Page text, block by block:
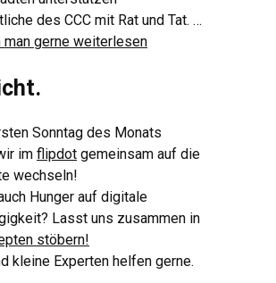
des CCC mit Rat und Tat. …
man gerne weiterlesen
Sonntag des Monats
im flipdot gemeinsam auf die
wechseln!
Hunger auf digitale
Lasst uns zusammen in
stöbern!
kleine Experten helfen gerne.